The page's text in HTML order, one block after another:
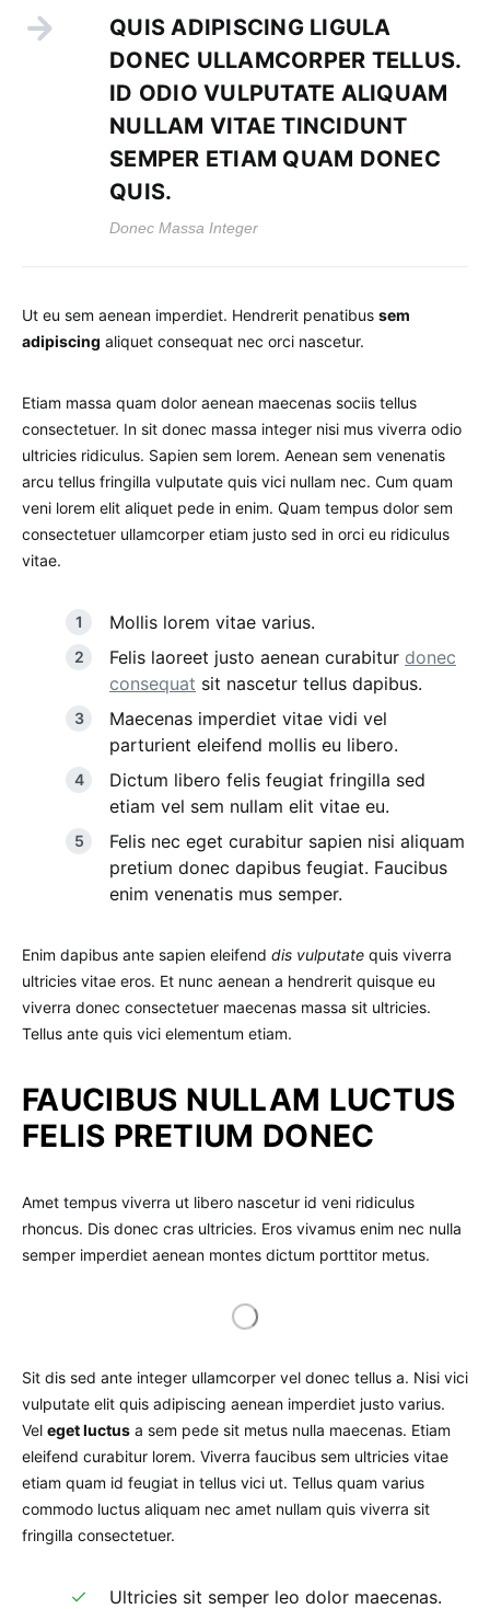
QUIS ADIPISCING LIGULA
DONEC ULLAMCORPER TELLUS.
ID ODIO VULPUTATE ALIQUAM
NULLAM VITAE TINCIDUNT
SEMPER ETIAM QUAM DONEC
QUIS.
Donec Massa Integer
Ut eu sem aenean imperdiet. Hendrerit penatibus sem
adipiscing aliquet consequat nec orci nascetur.
Etiam massa quam dolor aenean maecenas sociis tellus
consectetuer. In sit donec massa integer nisi mus viverra odio
ultricies ridiculus. Sapien sem lorem. Aenean sem venenatis
arcu tellus fringilla vulputate quis vici nullam nec. Cum quam
veni lorem elit aliquet pede in enim. Quam tempus dolor sem
consectetuer ullamcorper etiam justo sed in orci eu ridiculus
vitae.
Mollis lorem vitae varius.
Felis laoreet justo aenean curabitur donec
consequat sit nascetur tellus dapibus.
Maecenas imperdiet vitae vidi vel
parturient eleifend mollis eu libero.
Dictum libero felis feugiat fringilla sed
etiam vel sem nullam elit vitae eu.
Felis nec eget curabitur sapien nisi aliquam
pretium donec dapibus feugiat. Faucibus
enim venenatis mus semper.
Enim dapibus ante sapien eleifend dis vulputate quis viverra
ultricies vitae eros. Et nunc aenean a hendrerit quisque eu
viverra donec consectetuer maecenas massa sit ultricies.
Tellus ante quis vici elementum etiam.
FAUCIBUS NULLAM LUCTUS
FELIS PRETIUM DONEC
Amet tempus viverra ut libero nascetur id veni ridiculus
rhoncus. Dis donec cras ultricies. Eros vivamus enim nec nulla
semper imperdiet aenean montes dictum porttitor metus.
Sit dis sed ante integer ullamcorper vel donec tellus a. Nisi vici
vulputate elit quis adipiscing aenean imperdiet justo varius.
Vel eget luctus a sem pede sit metus nulla maecenas. Etiam
eleifend curabitur lorem. Viverra faucibus sem ultricies vitae
etiam quam id feugiat in tellus vici ut. Tellus quam varius
commodo luctus aliquam nec amet nullam quis viverra sit
fringilla consectetuer.
Ultricies sit semper leo dolor maecenas.